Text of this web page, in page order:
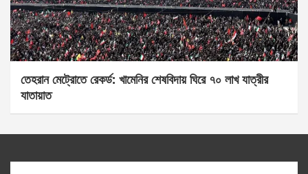
তেহরান মেট্রোতে রেকর্ড: খামেনির শেষবিদায় ঘিরে ৭০ লাখ যাত্রীর
যাতায়াত